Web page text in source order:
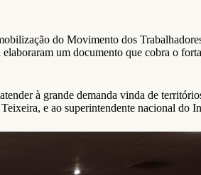
do Movimento dos
um documento que cobra o
à grande demanda vinda de
e ao superintendente nacional do